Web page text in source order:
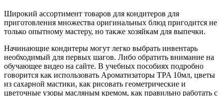
Широкий ассортимент товаров для кондитеров для
приготовления множества оригинальных блюд пригодится не
только опытному мастеру, но также хозяйкам для выпечки.
Начинающие кондитеры могут легко выбрать инвентарь
необходимый для первых шагов. Либо обратить внимание на
обучающее видео на сайте. В учебных пособиях подробно
говорится как использовать Ароматизаторы TPA 10мл, цветы
из сахарной мастики, как рисовать геометрические и
цветочные узоры масляным кремом, как правильно работать с